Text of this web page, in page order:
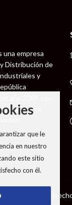
una empresa
Distribución de
y
clientes
todos los
que le
en nuestro
este sitio
con él.